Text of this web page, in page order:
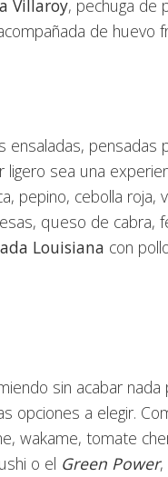
Villaroy, pechuga de
de huevo
sea una
pepino, cebolla roja,
queso de cabra,
Louisiana con
sin acabar
opciones a elegir.
wakame, tomate
o el Green Power,